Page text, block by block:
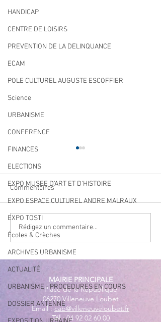
HANDICAP
CENTRE DE LOISIRS
PREVENTION DE LA DELINQUANCE
ECAM
POLE CULTUREL AUGUSTE ESCOFFIER
Science
URBANISME
CONFERENCE
FINANCES
ELECTIONS
EXPO MUSEE D'ART ET D'HISTOIRE
EXPO ESPACE CULTUREL ANDRE MALRAUX
EXPO TOSTI
Écoles & Crèches
ARCHIVES URBANISME
ACTUALITÉ
URBANISME - PROCEDURES EN COURS
DOSSIER ANTENNE
Qualité des eaux de
baignade : des résultats
conformes sur l’ensemble
des plages
Commentaires
Rédigez un commentaire...
MAIRIE PRINCIPALE
Place de la République
06270 Villeneuve Loubet
Email :cab@villeneuveloubet.fr
Tél:04 92 02 60 00